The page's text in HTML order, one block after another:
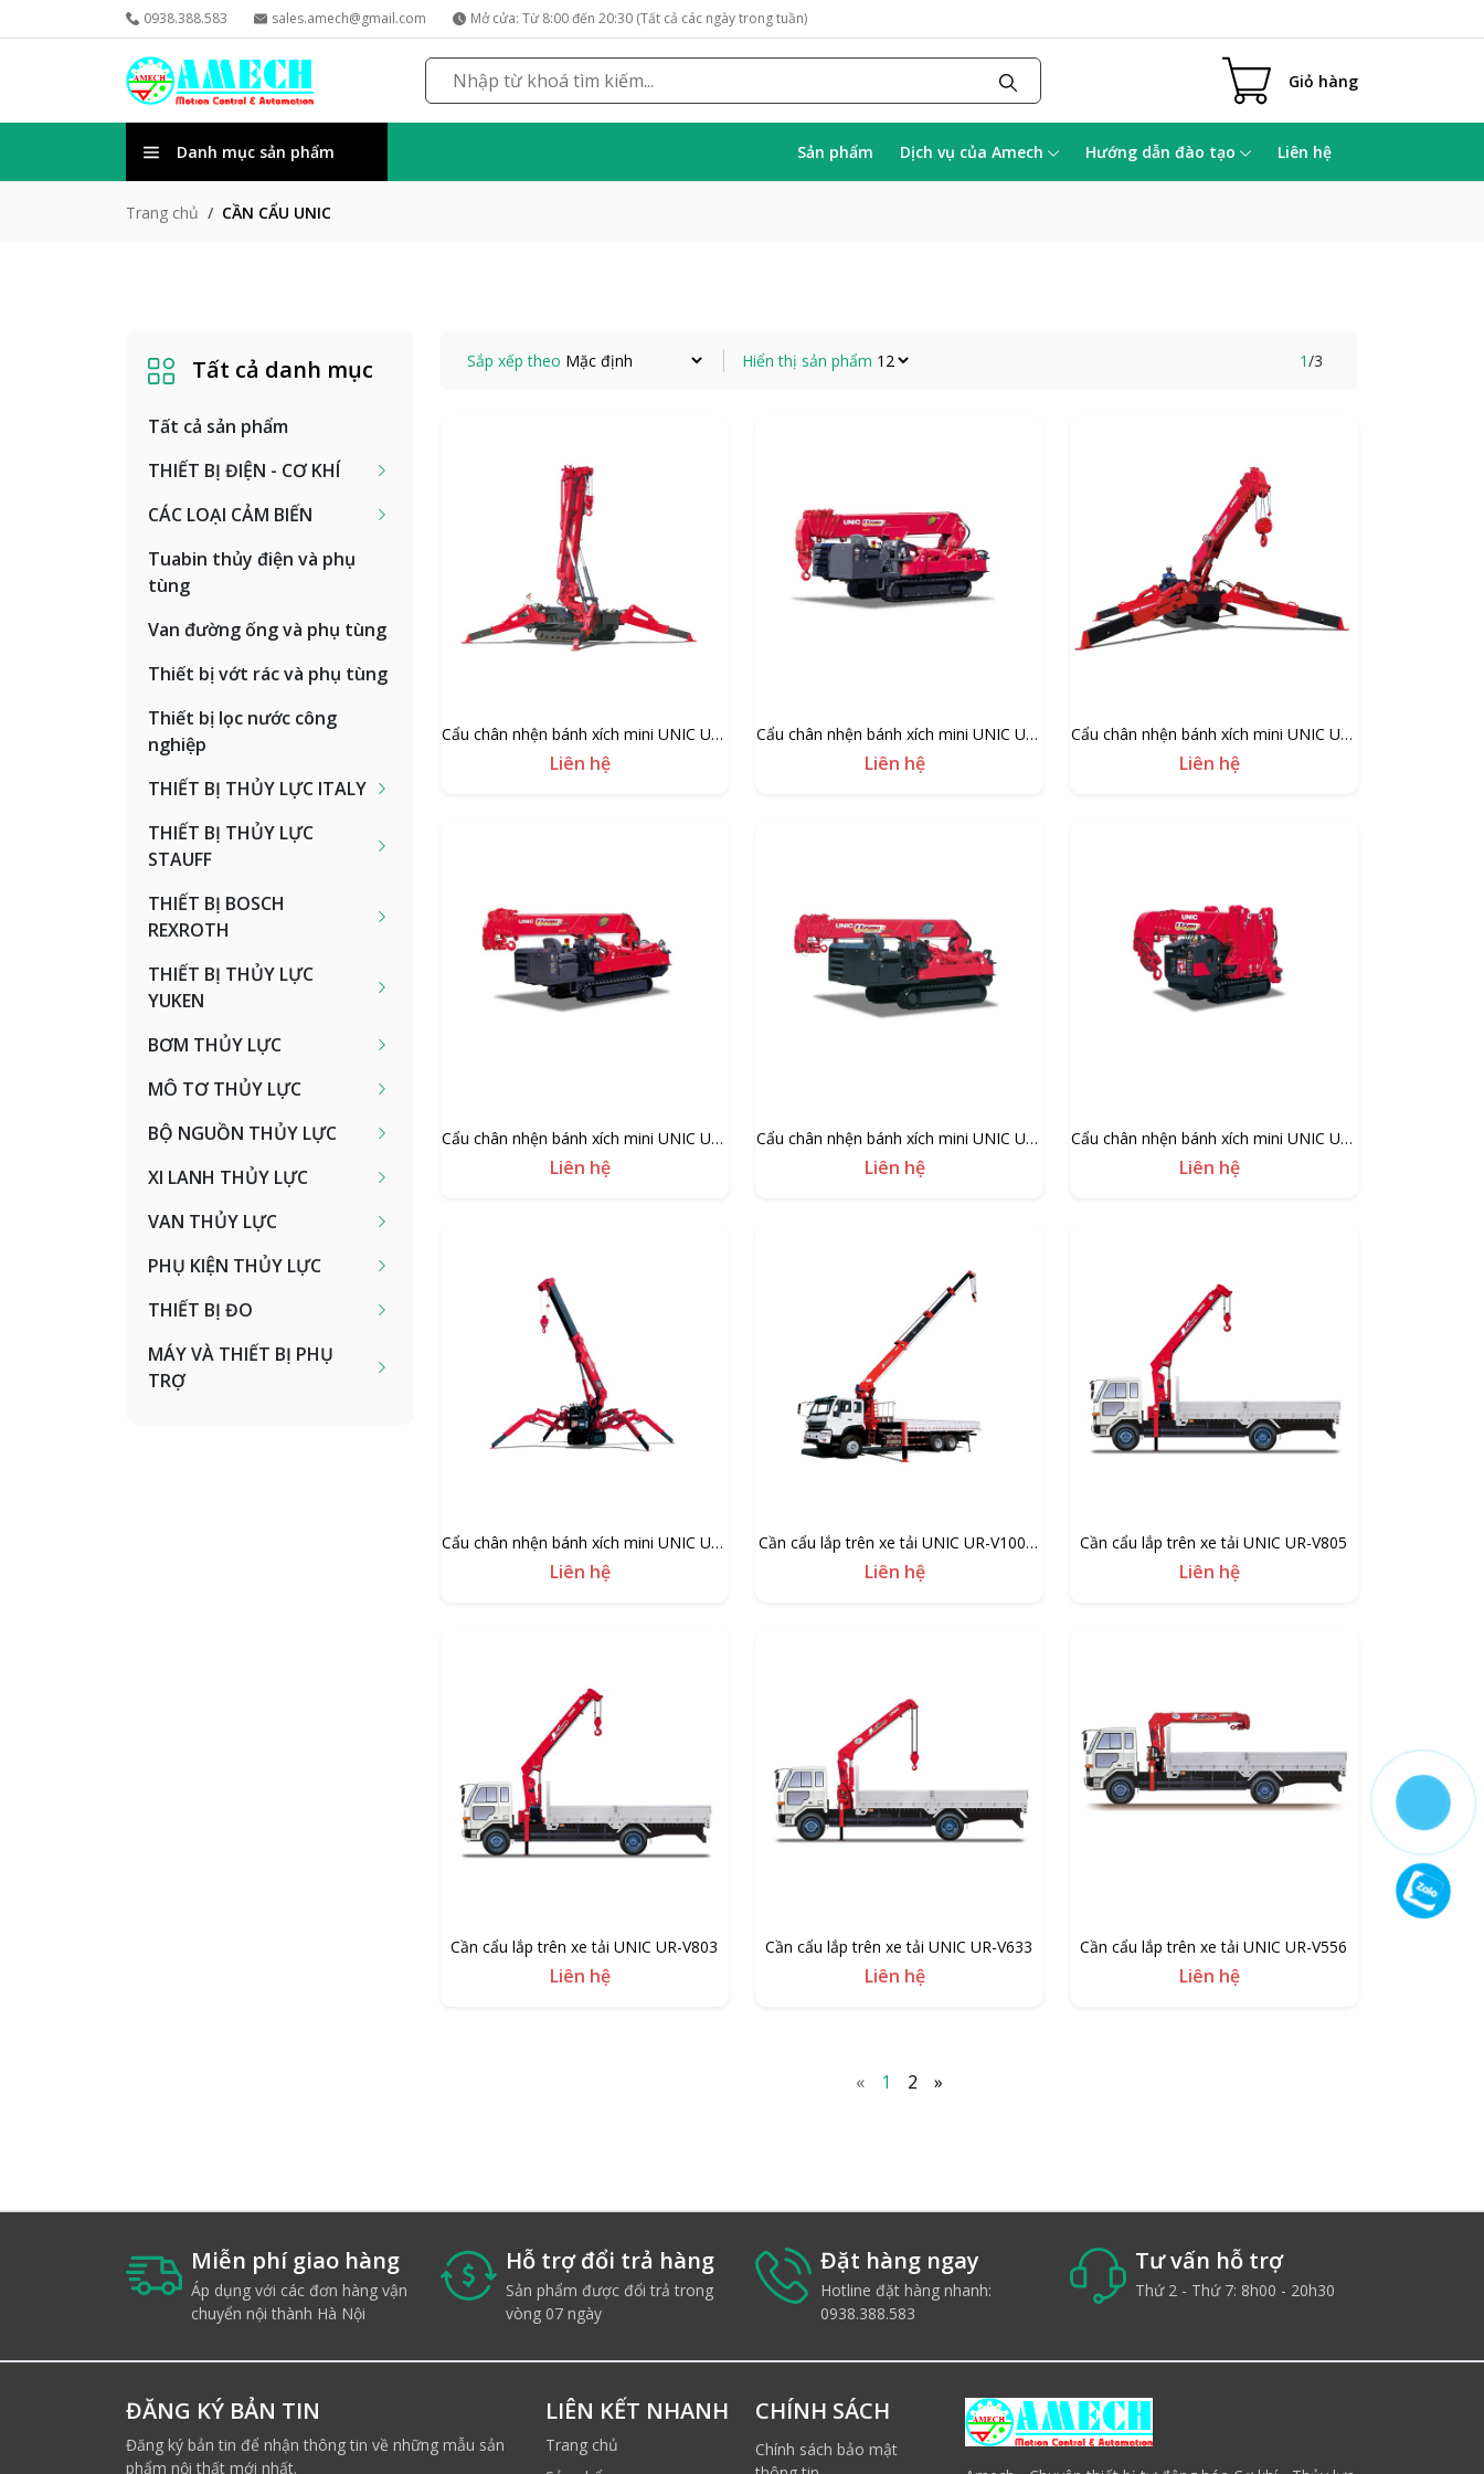
0938.388.583 sales.amech@gmail.com Mở cửa: Từ 8:00 đến 20:30 (Tất cả các ngày trong tuần)
Giỏ hàng
Danh mục sản phẩm Sản phẩm Dịch vụ của Amech Hướng dẫn đào tạo Liên hệ
Trang chủ CẦN CẨU UNIC
Tất cả danh mục
Tất cả sản phẩm
THIẾT BỊ ĐIỆN - CƠ KHÍ
CÁC LOẠI CẢM BIẾN
Tuabin thủy điện và phụ
tùng
Van đường ống và phụ tùng
Thiết bị vớt rác và phụ tùng
Thiết bị lọc nước công
nghiệp
THIẾT BỊ THỦY LỰC ITALY
THIẾT BỊ THỦY LỰC
STAUFF
THIẾT BỊ BOSCH
REXROTH
THIẾT BỊ THỦY LỰC
YUKEN
BƠM THỦY LỰC
MÔ TƠ THỦY LỰC
BỘ NGUỒN THỦY LỰC
XI LANH THỦY LỰC
VAN THỦY LỰC
PHỤ KIỆN THỦY LỰC
THIẾT BỊ ĐO
MÁY VÀ THIẾT BỊ PHỤ
TRỢ
Sắp xếp theo Hiển thị sản phẩm 1/3
Cẩu chân nhện bánh xích mini UNIC UR-
W1006C
Liên hệ
Cẩu chân nhện bánh xích mini UNIC UR-
W706C
Liên hệ
Cẩu chân nhện bánh xích mini UNIC UR-
W547C
Liên hệ
Cẩu chân nhện bánh xích mini UNIC UR-
W546C
Liên hệ
Cẩu chân nhện bánh xích mini UNIC UR-
W376C
Liên hệ
Cẩu chân nhện bánh xích mini UNIC UR-
W295C
Liên hệ
Cẩu chân nhện bánh xích mini UNIC UR-
W094C
Liên hệ
Cần cẩu lắp trên xe tải UNIC UR-V1004-
CNCTS
Liên hệ
Cần cẩu lắp trên xe tải UNIC UR-V805
Liên hệ
Cần cẩu lắp trên xe tải UNIC UR-V803
Liên hệ
Cần cẩu lắp trên xe tải UNIC UR-V633
Liên hệ
Cần cẩu lắp trên xe tải UNIC UR-V556
Liên hệ
« 1 2 »
Miễn phí giao hàng
Áp dụng với các đơn hàng vận
chuyển nội thành Hà Nội
Hỗ trợ đổi trả hàng
Sản phẩm được đổi trả trong
vòng 07 ngày
Đặt hàng ngay
Hotline đặt hàng nhanh:
0938.388.583
Tư vấn hỗ trợ
Thứ 2 - Thứ 7: 8h00 - 20h30
ĐĂNG KÝ BẢN TIN
Đăng ký bản tin để nhận thông tin về những mẫu sản
phẩm nội thất mới nhất.
LIÊN KẾT NHANH
Trang chủ
CHÍNH SÁCH
Chính sách bảo mật